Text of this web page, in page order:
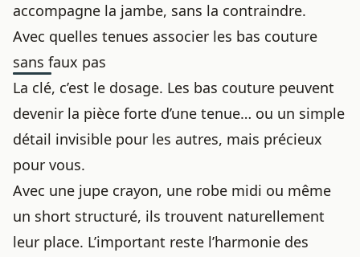
accompagne la jambe, sans la contraindre.
Avec quelles tenues associer les bas couture
sans faux pas
La clé, c’est le dosage. Les bas couture peuvent
devenir la pièce forte d’une tenue… ou un simple
détail invisible pour les autres, mais précieux
pour vous.
Avec une jupe crayon, une robe midi ou même
un short structuré, ils trouvent naturellement
leur place. L’important reste l’harmonie des